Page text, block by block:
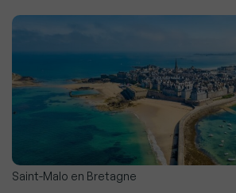
Saint-Malo en Bretagne